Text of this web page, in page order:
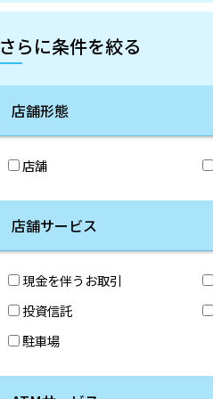
さらに条件を絞る
店舗形態
店舗
店舗サービス
現金を伴うお取引
投資信託
駐車場